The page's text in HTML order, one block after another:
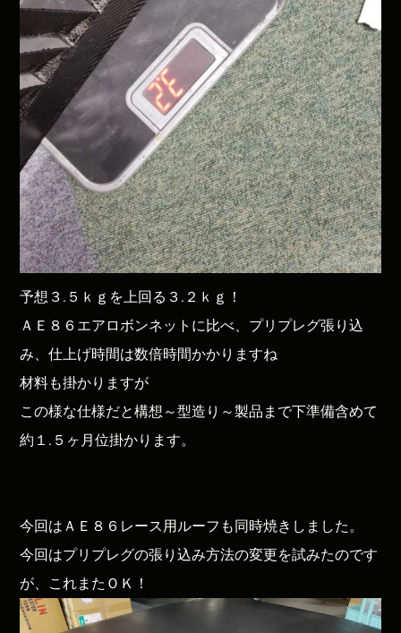
予想３.５ｋｇを上回る３.２ｋｇ！
ＡＥ８６エアロボンネットに比べ、プリプレグ張り込
み、仕上げ時間は数倍時間かかりますね
材料も掛かりますが
この様な仕様だと構想～型造り～製品まで下準備含めて
約１.５ヶ月位掛かります。
今回はＡＥ８６レース用ルーフも同時焼きしました。
今回はプリプレグの張り込み方法の変更を試みたのです
が、これまたＯＫ！